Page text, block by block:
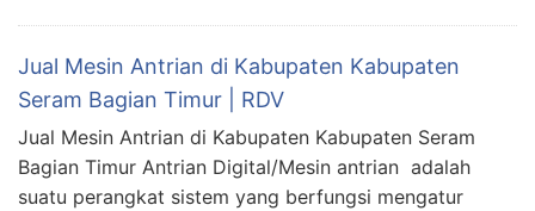
Jual Mesin Antrian di Kabupaten Kabupaten
Seram Bagian Timur | RDV
Jual Mesin Antrian di Kabupaten Kabupaten Seram
Bagian Timur Antrian Digital/Mesin antrian adalah
suatu perangkat sistem yang berfungsi mengatur